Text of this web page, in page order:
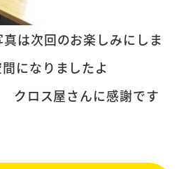
は次回のお楽しみにしま
になりましたよ
さんに感謝です